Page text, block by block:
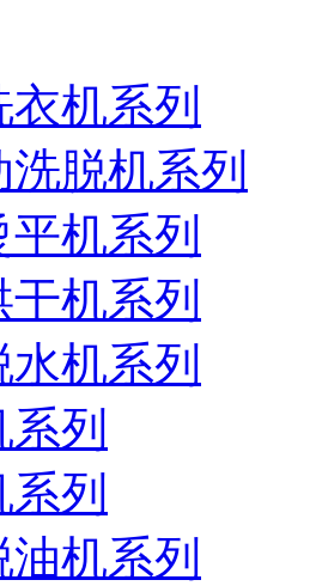
机系列
脱机系列
机系列
机系列
机系列
列
列
机系列